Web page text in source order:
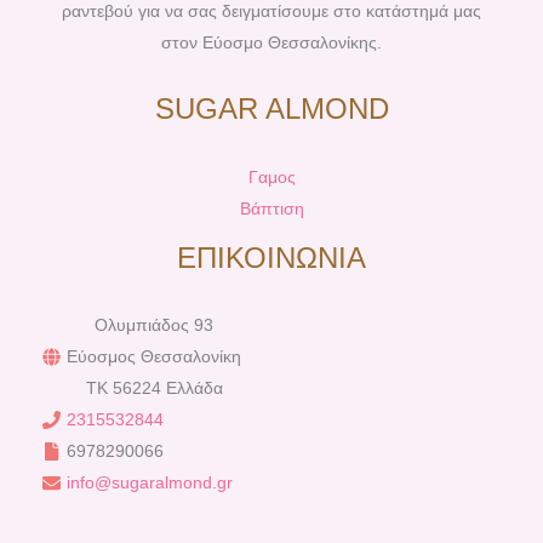
ραντεβού για να σας δειγματίσουμε στο κατάστημά μας
στον Εύοσμο Θεσσαλονίκης.
SUGAR ALMOND
Γαμος
Βάπτιση
ΕΠΙΚΟΙΝΩΝΙΑ
Ολυμπιάδος 93
Εύοσμος Θεσσαλονίκη
TK 56224 Ελλάδα
2315532844
6978290066
info@sugaralmond.gr